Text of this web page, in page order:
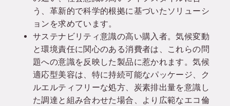
う、革新的で科学的根拠に基づいたソリューシ
ョンを求めています。
サステナビリティ意識の高い購入者。気候変動
と環境責任に関心のある消費者は、これらの問
題への意識を反映した製品に惹かれます。気候
適応型美容は、特に持続可能なパッケージ、ク
ルエルティフリーな処方、炭素排出量を意識し
た調達と組み合わせた場合、より広範なエコ倫